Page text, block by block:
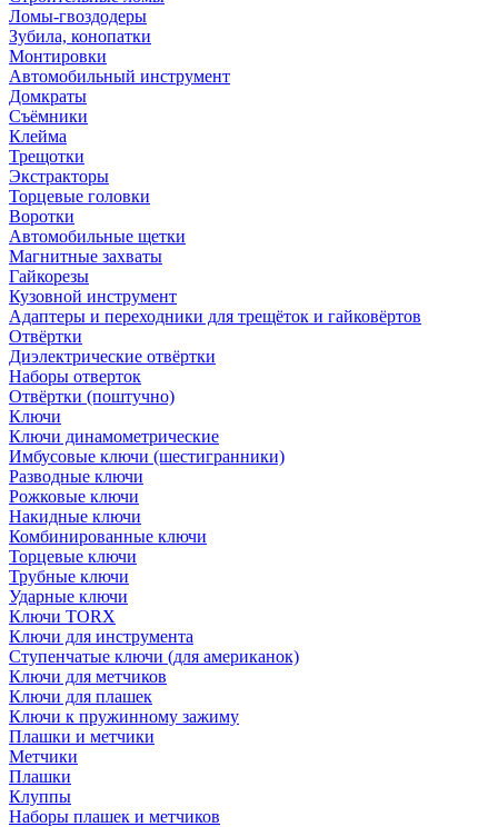
Ломы-гвоздодеры
Зубила, конопатки
Монтировки
Автомобильный инструмент
Домкраты
Съёмники
Клейма
Трещотки
Экстракторы
Торцевые головки
Воротки
Автомобильные щетки
Магнитные захваты
Гайкорезы
Кузовной инструмент
Адаптеры и переходники для трещёток и гайковёртов
Отвёртки
Диэлектрические отвёртки
Наборы отверток
Отвёртки (поштучно)
Ключи
Ключи динамометрические
Имбусовые ключи (шестигранники)
Разводные ключи
Рожковые ключи
Накидные ключи
Комбинированные ключи
Торцевые ключи
Трубные ключи
Ударные ключи
Ключи TORX
Ключи для инструмента
Ступенчатые ключи (для американок)
Ключи для метчиков
Ключи для плашек
Ключи к пружинному зажиму
Плашки и метчики
Метчики
Плашки
Клуппы
Наборы плашек и метчиков